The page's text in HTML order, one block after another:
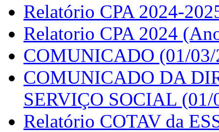
Relatório CPA 2024-
Relatorio CPA 2024
COMUNICADO (01/03/
COMUNICADO DA
SERVIÇO SOCIAL (01/
Relatório COTAV da